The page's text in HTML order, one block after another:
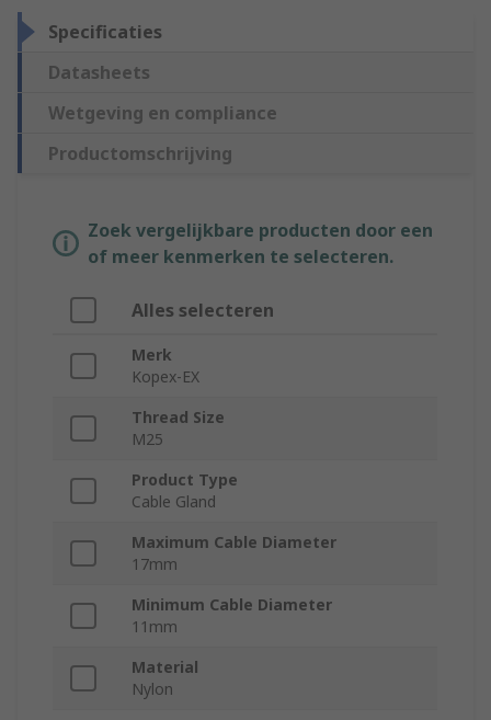
Specificaties
Datasheets
Wetgeving en compliance
Productomschrijving
Zoek vergelijkbare producten door een
of meer kenmerken te selecteren.
Alles selecteren
Merk
Kopex-EX
Thread Size
M25
Product Type
Cable Gland
Maximum Cable Diameter
17mm
Minimum Cable Diameter
11mm
Material
Nylon